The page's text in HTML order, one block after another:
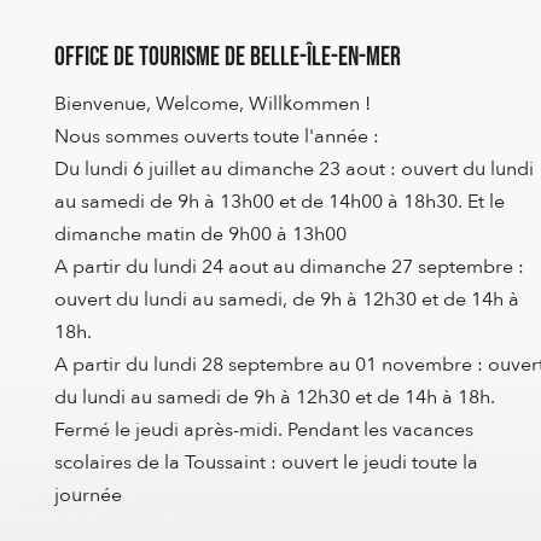
Office de Tourisme de Belle-Île-en-Mer
Bienvenue, Welcome, Willkommen !
Nous sommes ouverts toute l'année :
Du lundi 6 juillet au dimanche 23 aout : ouvert du lundi
au samedi de 9h à 13h00 et de 14h00 à 18h30. Et le
dimanche matin de 9h00 à 13h00
A partir du lundi 24 aout au dimanche 27 septembre :
ouvert du lundi au samedi, de 9h à 12h30 et de 14h à
18h.
A partir du lundi 28 septembre au 01 novembre :
du lundi au samedi de 9h à 12h30 et de 14h à 18h.
Fermé le jeudi après-midi. Pendant les vacances
scolaires de la Toussaint : ouvert le jeudi toute la
journée